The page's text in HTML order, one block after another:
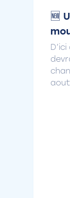
🆕
aout